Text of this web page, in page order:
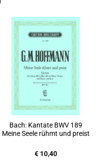
Bach: Kantate BWV 189
Meine Seele rühmt und preist
€10,40